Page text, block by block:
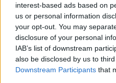
interest-based ads based on
us or personal information
your opt-out. You may
disclosure of your personal
IAB’s list of downstream
also be disclosed by us to
Downstream Participants that
Πέραν των διμερών
αναμένεται να
περιφερειακές
Μεσανατολικού στο
Άγκυρα έχουν
προσεγγίσεις.